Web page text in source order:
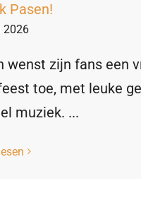
Pasen!
2026
wenst zijn fans een
toe, met leuke
muziek. ...